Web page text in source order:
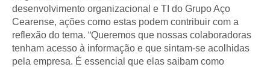
desenvolvimento organizacional e TI do Grupo Aço
Cearense, ações como estas podem contribuir com a
reflexão do tema. “Queremos que nossas colaboradoras
tenham acesso à informação e que sintam-se acolhidas
pela empresa. É essencial que elas saibam como